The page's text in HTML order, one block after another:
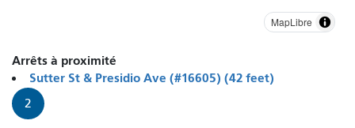
MapLibre
Arrêts à proximité
Sutter St & Presidio Ave (#16605) (42 feet)
2